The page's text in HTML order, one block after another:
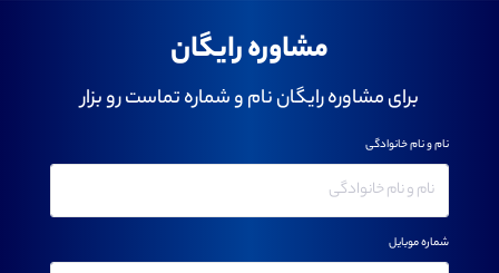
مشاوره رایگان
برای مشاوره رایگان نام و شماره تماست رو بزار
نام و نام خانوادگی
شماره موبایل